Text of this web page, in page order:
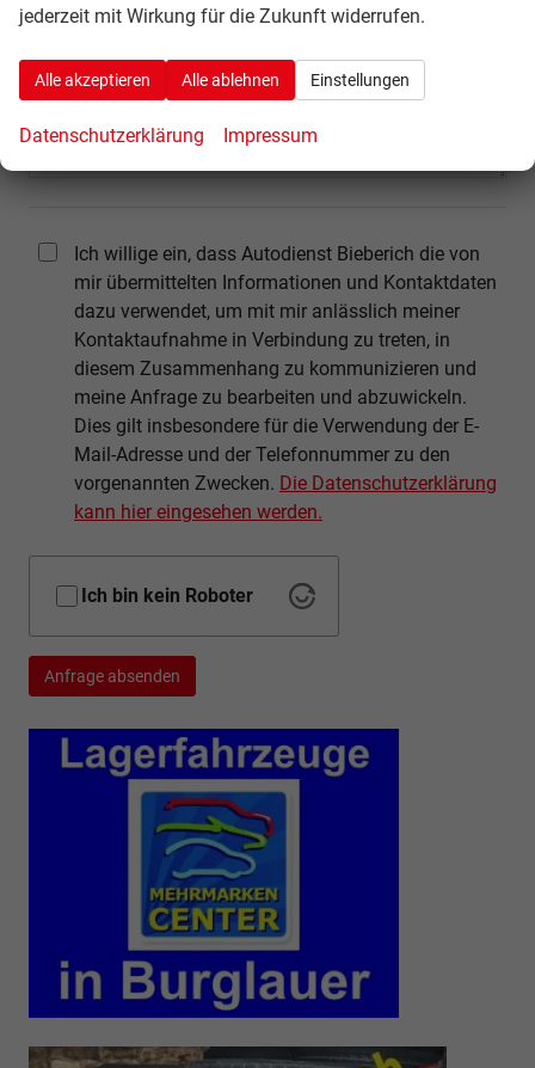
Ich interessiere mich für
Ich willige ein, dass Autodienst Bieberich die von
mir übermittelten Informationen und Kontaktdaten
dazu verwendet, um mit mir anlässlich meiner
Kontaktaufnahme in Verbindung zu treten, in
diesem Zusammenhang zu kommunizieren und
meine Anfrage zu bearbeiten und abzuwickeln.
Dies gilt insbesondere für die Verwendung der E-
Mail-Adresse und der Telefonnummer zu den
vorgenannten Zwecken. Die Datenschutzerklärung
kann hier eingesehen werden.
Ich bin kein Roboter
Anfrage absenden
jederzeit mit Wirkung für die Zukunft widerrufen.
Alle akzeptieren Alle ablehnen Einstellungen
Datenschutzerklärung Impressum